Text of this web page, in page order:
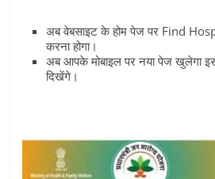
अब वेबसाइट के होम पेज पर Find
करना होगा।
अब आपके मोबाइल पर नया पेज खुलेगा
दिखेंगे।